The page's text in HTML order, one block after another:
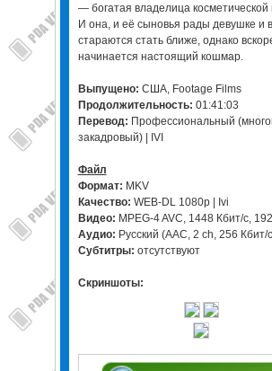
— богатая владелица косметической
И она, и её сыновья рады девушке и
стараются стать ближе, однако
начинается настоящий кошмар.
Выпущено: США, Footage Films
Продолжительность: 01:41:03
Перевод: Профессиональный
закадровый) | IVI
Файл
Формат: MKV
Качество: WEB-DL 1080p | Ivi
Видео: MPEG-4 AVC, 1448 Кбит/с,
Аудио: Русский (AAC, 2 ch, 256 Кбит/
Субтитры: отсутствуют
Скриншоты: